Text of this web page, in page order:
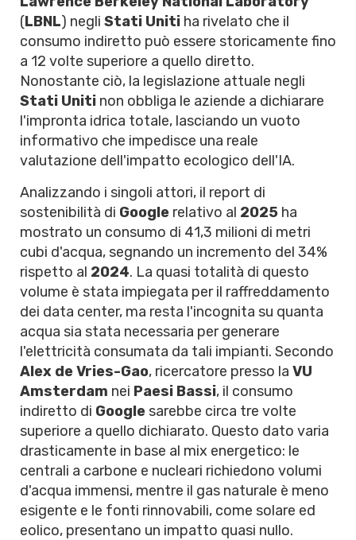
(LBNL) negli Stati Uniti ha rivelato che il
consumo indiretto può essere storicamente fino
a 12 volte superiore a quello diretto.
Nonostante ciò, la legislazione attuale negli
Stati Uniti non obbliga le aziende a dichiarare
l'impronta idrica totale, lasciando un vuoto
informativo che impedisce una reale
valutazione dell'impatto ecologico dell'IA.
Analizzando i singoli attori, il report di
sostenibilità di Google relativo al 2025 ha
mostrato un consumo di 41,3 milioni di metri
cubi d'acqua, segnando un incremento del 34%
rispetto al 2024. La quasi totalità di questo
volume è stata impiegata per il raffreddamento
dei data center, ma resta l'incognita su quanta
acqua sia stata necessaria per generare
l'elettricità consumata da tali impianti. Secondo
Alex de Vries-Gao, ricercatore presso la VU
Amsterdam nei Paesi Bassi, il consumo
indiretto di Google sarebbe circa tre volte
superiore a quello dichiarato. Questo dato varia
drasticamente in base al mix energetico: le
centrali a carbone e nucleari richiedono volumi
d'acqua immensi, mentre il gas naturale è meno
esigente e le fonti rinnovabili, come solare ed
eolico, presentano un impatto quasi nullo.